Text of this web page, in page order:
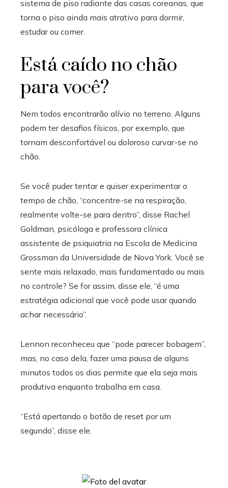
sistema de piso radiante das casas coreanas, que
torna o piso ainda mais atrativo para dormir,
estudar ou comer.
Está caído no chão
para você?
Nem todos encontrarão alívio no terreno. Alguns
podem ter desafios físicos, por exemplo, que
tornam desconfortável ou doloroso curvar-se no
chão.
Se você puder tentar e quiser experimentar o
tempo de chão, “concentre-se na respiração,
realmente volte-se para dentro”, disse Rachel
Goldman, psicóloga e professora clínica
assistente de psiquiatria na Escola de Medicina
Grossman da Universidade de Nova York. Você se
sente mais relaxado, mais fundamentado ou mais
no controle? Se for assim, disse ele, “é uma
estratégia adicional que você pode usar quando
achar necessário”.
Lennon reconheceu que “pode parecer bobagem”,
mas, no caso dela, fazer uma pausa de alguns
minutos todos os dias permite que ela seja mais
produtiva enquanto trabalha em casa.
“Está apertando o botão de reset por um
segundo”, disse ele.